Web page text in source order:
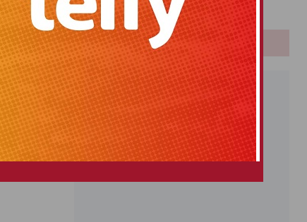
Once
PUBLICIDAD